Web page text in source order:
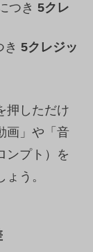
つき 5クレ
き 5クレジッ
押しただけ
画」や「音
ンプト）を
う。